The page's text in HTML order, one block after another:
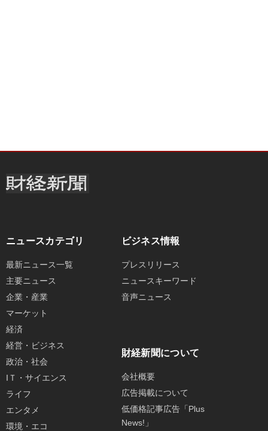
ニュースカテゴリ
最新ニュース一覧
主要ニュース
企業・産業
マーケット
経済
経営・ビジネス
政治・社会
IＴ・サイエンス
ライフ
エンタメ
環境・エコ
ビジネス情報
プレスリリース
ニュースキーワード
音声ニュース
財経新聞について
会社概要
広告掲載について
低価格記事広告「Plus
News!」